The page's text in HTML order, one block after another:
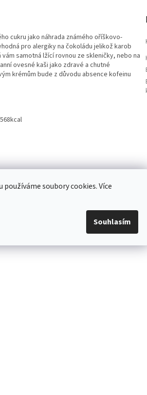
soubory cookies. Více
Souhlasím
cukru jako náhrada známého oříškovo-
pro alergiky na čokoládu jelikož karob
samotná lžící rovnou ze skleničky, nebo na
ovesné kaši jako zdravé a chutné
krémům bude z důvodu absence kofeinu